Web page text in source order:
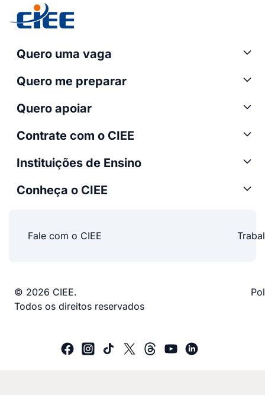
Quero uma vaga
Quero me preparar
Quero apoiar
Contrate com o CIEE
Instituições de Ensino
Conheça o CIEE
Fale com o CIEE
© 2026 CIEE.
Todos os direitos reservados